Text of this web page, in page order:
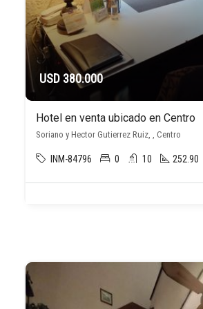
USD 380.000
Hotel en venta ubicado en Centro
Soriano y Hector Gutierrez Ruiz, , Centro
INM-84796 0 10 252.90